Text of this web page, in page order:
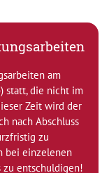
am
) statt, die nicht im
Zeit wird der
nach Abschluss
zu
bei einzelenen
zu entschuldigen!